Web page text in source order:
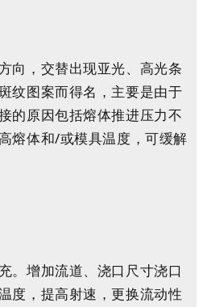
向，交替出现亚光、高光条
纹图案而得名，主要是由于
的原因包括熔体推进压力不
熔体和/或模具温度，可缓解
。增加流道、浇口尺寸浇口
度，提高射速，更换流动性